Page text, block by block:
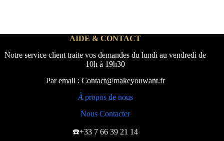
AIDE & CONTACT
Notre service client traite vos demandes du lundi au vendredi de
10h à 19h30
Par email : Contact@makeyouwant.fr
À propos de nous
Nous Contacter
☎️+33 7 66 39 21 14